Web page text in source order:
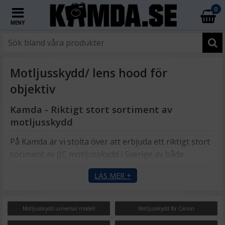
MENY
0
Motljusskydd/ lens hood för
objektiv
Kamda - Riktigt stort sortiment av
motljusskydd
På Kamda är vi stolta över att erbjuda ett riktigt stort
soriment av JJC motljusskydd i Sverige av både
universella och märkesanpassade motljusskydd, alltid
till prisvärda och konkurrenskraftiga kostnader.
Motljusskydd - Nyckeln till perfekta bilder
LÄS MER +
Motljusskydd universal modell Motljusskydd för Canon